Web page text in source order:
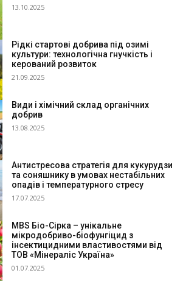
13.10.2025
Рідкі стартові добрива під озимі
культури: технологічна гнучкість і
керований розвиток
21.09.2025
Види і хімічний склад органічних
добрив
13.08.2025
Антистресова стратегія для кукурудзи
та соняшнику в умовах нестабільних
опадів і температурного стресу
17.07.2025
MBS Біо-Сірка – унікальне
мікродобриво-біофунгіцид з
інсектицидними властивостями від
ТОВ «Мінераліс Україна»
01.07.2025